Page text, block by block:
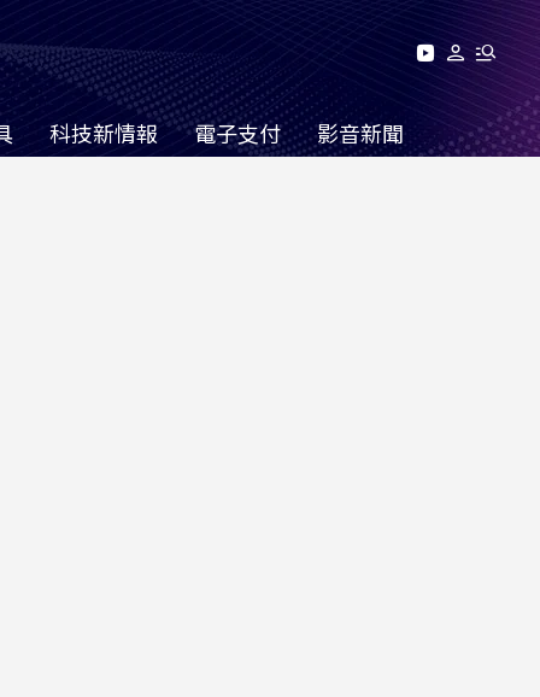
科技新情報 電子支付 影音新聞